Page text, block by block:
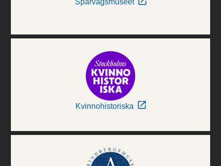
Spårvägsmuseet
Kvinnohistoriska